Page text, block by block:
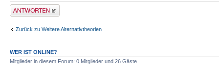
Antwort erstellen
Zurück zu Weitere Alternativtheorien
WER IST ONLINE?
Mitglieder in diesem Forum: 0 Mitglieder und 26 Gäste